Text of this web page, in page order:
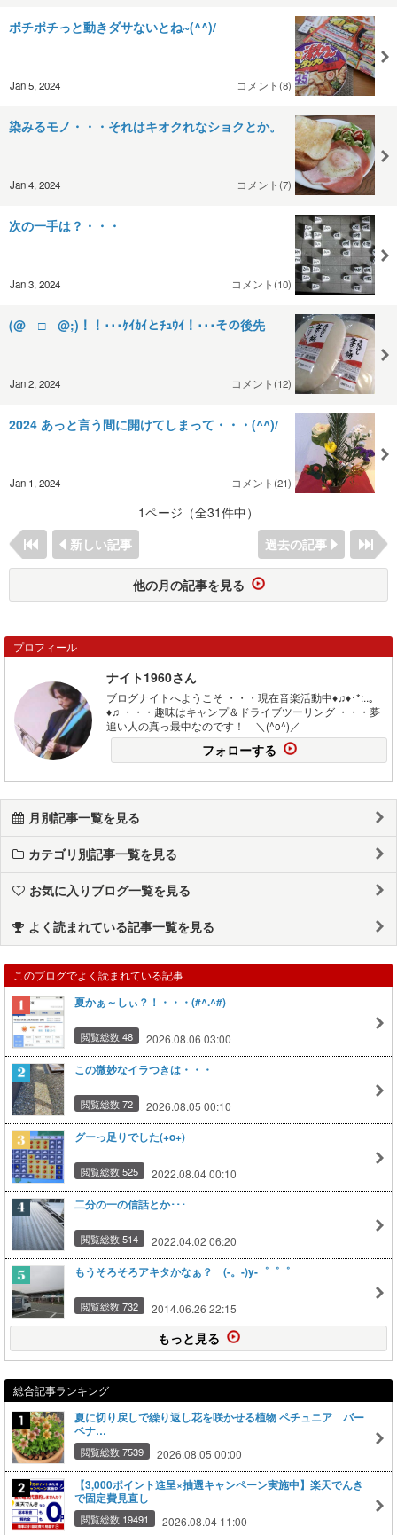
ポチポチっと動きダサないとね~(^^)/
Jan 5, 2024 コメント(8)
染みるモノ・・・それはキオクれなショクとか。
Jan 4, 2024 コメント(7)
次の一手は？・・・
Jan 3, 2024 コメント(10)
(@￣□￣@;)！！･･･ｹｲｶｲとﾁｭｳｲ！･･･その後先
Jan 2, 2024 コメント(12)
2024 あっと言う間に開けてしまって・・・(^^)/
Jan 1, 2024 コメント(21)
1ページ（全31件中）
新しい記事
過去の記事
他の月の記事を見る
プロフィール
ナイト1960さん
ブログナイトへようこそ ・・・現在音楽活動中♦♫♦･*:..｡
♦♫ ・・・趣味はキャンプ＆ドライブツーリング ・・・夢
追い人の真っ最中なのです！ ＼(^o^)／
フォローする
月別記事一覧を見る
カテゴリ別記事一覧を見る
お気に入りブログ一覧を見る
よく読まれている記事一覧を見る
このブログでよく読まれている記事
夏かぁ～しぃ？！・・・(#^.^#)
閲覧総数 48 2026.08.06 03:00
この微妙なイラつきは・・・
閲覧総数 72 2026.08.05 00:10
グーっ足りでした(+o+)
閲覧総数 525 2022.08.04 00:10
二分の一の信話とか･･･
閲覧総数 514 2022.04.02 06:20
もうそろそろアキタかなぁ？ (-。-)y-゜゜゜
閲覧総数 732 2014.06.26 22:15
もっと見る
総合記事ランキング
夏に切り戻しで繰り返し花を咲かせる植物 ペチュニア バー
ベナ…
閲覧総数 7539 2026.08.05 00:00
【3,000ポイント進呈×抽選キャンペーン実施中】楽天でんき
で固定費見直し
閲覧総数 19491 2026.08.04 11:00